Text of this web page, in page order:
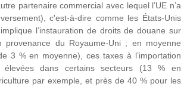
partenaire commercial avec lequel l’UE n’a
c'est-à-dire comme les États-Unis
l’instauration de droits de douane sur
provenance du Royaume-Uni ; en moyenne
3 % en moyenne), ces taxes à l’importation
élevées dans certains secteurs (13 % en
par exemple, et près de 40 % pour les